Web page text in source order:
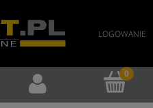
LOGOWANIE